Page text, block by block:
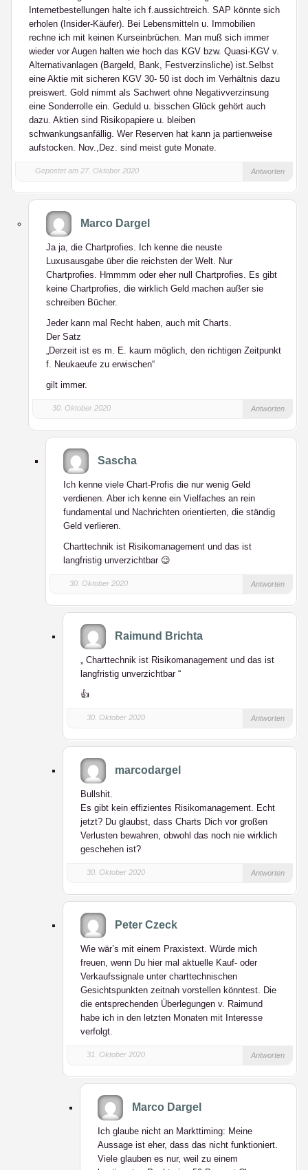
Internetbestellungen halte ich f.aussichtreich. SAP könnte sich
erholen (Insider-Käufer). Bei Lebensmitteln u. Immobilien
rechne ich mit keinen Kurseinbrüchen. Man muß sich immer
wieder vor Augen halten wie hoch das KGV bzw. Quasi-KGV v.
Alternativanlagen (Bargeld, Bank, Festverzinsliche) ist.Selbst
eine Aktie mit sicheren KGV 30- 50 ist doch im Verhältnis dazu
preiswert. Gold nimmt als Sachwert ohne Negativverzinsung
eine Sonderrolle ein. Geduld u. bisschen Glück gehört auch
dazu. Aktien sind Risikopapiere u. bleiben
schwankungsanfällig. Wer Reserven hat kann ja partienweise
aufstocken. Nov.,Dez. sind meist gute Monate.
Gepostet am 27. Oktober 2020 Antworten
Marco Dargel
Ja ja, die Chartprofies. Ich kenne die neuste
Luxusausgabe über die reichsten der Welt. Nur
Chartprofies. Hmmmm oder eher null Chartprofies. Es gibt
keine Chartprofies, die wirklich Geld machen außer sie
schreiben Bücher.
Jeder kann mal Recht haben, auch mit Charts.
Der Satz
„Derzeit ist es m. E. kaum möglich, den richtigen Zeitpunkt
f. Neukaeufe zu erwischen“
gilt immer.
30. Oktober 2020 Antworten
Sascha
Ich kenne viele Chart-Profis die nur wenig Geld
verdienen. Aber ich kenne ein Vielfaches an rein
fundamental und Nachrichten orientierten, die ständig
Geld verlieren.
Charttechnik ist Risikomanagement und das ist
langfristig unverzichtbar 😉
30. Oktober 2020 Antworten
Raimund Brichta
„ Charttechnik ist Risikomanagement und das ist
langfristig unverzichtbar “
👍
30. Oktober 2020 Antworten
marcodargel
Bullshit.
Es gibt kein effizientes Risikomanagement. Echt
jetzt? Du glaubst, dass Charts Dich vor großen
Verlusten bewahren, obwohl das noch nie wirklich
geschehen ist?
30. Oktober 2020 Antworten
Peter Czeck
Wie wär’s mit einem Praxistext. Würde mich
freuen, wenn Du hier mal aktuelle Kauf- oder
Verkaufssignale unter charttechnischen
Gesichtspunkten zeitnah vorstellen könntest. Die
die entsprechenden Überlegungen v. Raimund
habe ich in den letzten Monaten mit Interesse
verfolgt.
31. Oktober 2020 Antworten
Marco Dargel
Ich glaube nicht an Markttiming: Meine
Aussage ist eher, dass das nicht funktioniert.
Viele glauben es nur, weil zu einem